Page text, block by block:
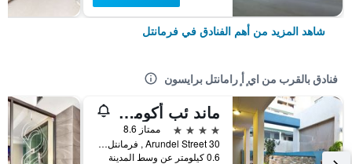
شاهد المزيد من أهم الفنادق في فرمانتل
فنادق بالقرب من اي ٕأ ٕرامانتل برايسون
ماند ئب أكوموديشن
4 نجوم
ممتاز 8.6
30 Arundel Street , فرمانتل, WA, أستراليا
0.6 كيلومتر عن وسط المدينة